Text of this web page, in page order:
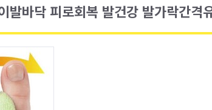
발바닥 피로회복 발건강 발가락간격